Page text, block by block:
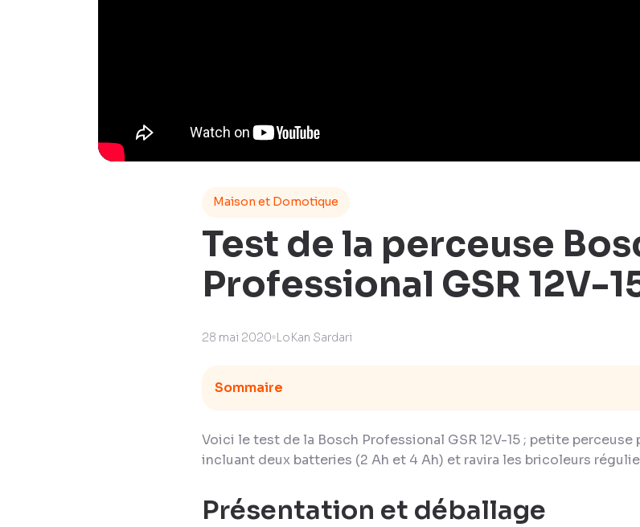
Maison et Domotique
Test de la perceuse
Professional GSR 12V-
28 mai 2020 LoKan Sardari
Sommaire
Voici le test de la Bosch Professional GSR 12V-15 ; petite
incluant deux batteries (2 Ah et 4 Ah) et ravira les bricoleurs
Présentation et déballage